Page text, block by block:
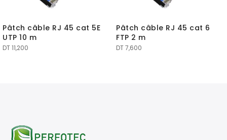
Pâtch câble RJ 45 cat 5E
UTP 10 m
DT11,200
Pâtch câble RJ 45 cat 6
FTP 2 m
DT7,600